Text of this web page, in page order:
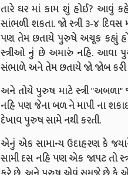
તારે ઘર માં કામ શું હોઈ? આવું
સાંભળી શકતા. જો સ્ત્રી ૩-૪
પણ તેમ છતાયે પુરુષે અચૂક કહ્યું
સ્ત્રીઓ નું છે અમારું નહિ. આવા
સંભાળે અને તેમ છતાયે જો જોબ
અને તોયે પુરુષ માટે સ્ત્રી
નહિ પણ જેના બળ ને માપી ના
દેખાવ પુરુષ સામે નથી કરતી.
એનું એક સામાન્ય ઉદાહરણ કે
સામી દસ નહિ પણ એક જાપટ તો